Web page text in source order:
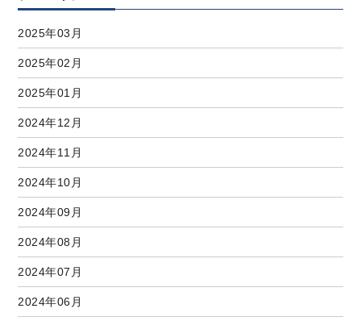
2025年03月
2025年02月
2025年01月
2024年12月
2024年11月
2024年10月
2024年09月
2024年08月
2024年07月
2024年06月